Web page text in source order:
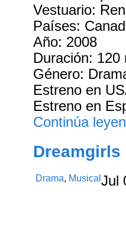
Vestuario:
Países:
Año: 2008
Duración: 120
Género:
Estreno en
Estreno en
Continúa
Dreamgirls
Drama, Musical Jul